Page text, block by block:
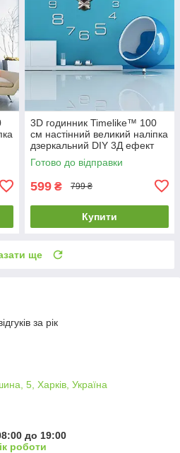
3D годинник Timelike™ 100
см настінний великий наліпка
дзеркальний DIY 3Д ефект
Арабські3-S сріблястий
Готово до відправки
599 ₴ 799 ₴
Купити
ще
за рік
5, Харків, Україна
до 19:00
роботи